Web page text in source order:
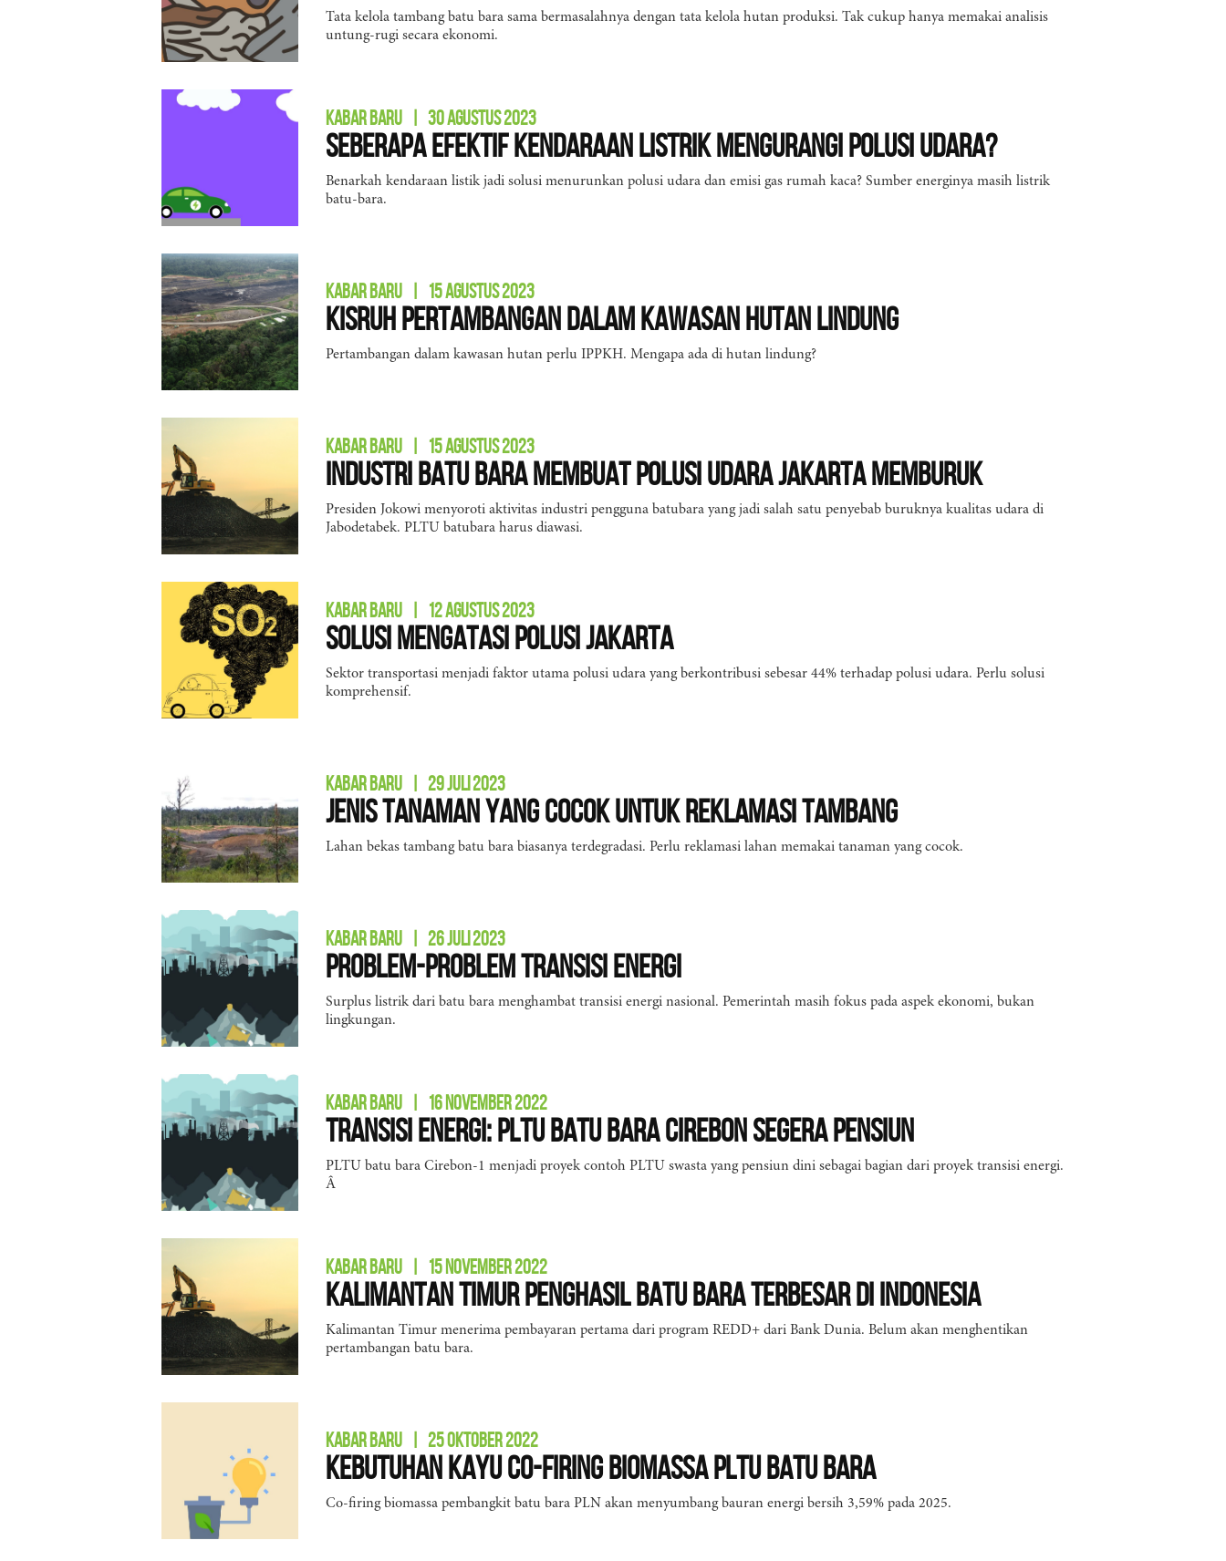
Tata kelola tambang batu bara sama bermasalahnya dengan tata kelola hutan produksi. Tak cukup hanya memakai analisis
untung-rugi secara ekonomi.
KABAR BARU 30 AGUSTUS 2023
Seberapa Efektif Kendaraan Listrik Mengurangi Polusi Udara?
Benarkah kendaraan listik jadi solusi menurunkan polusi udara dan emisi gas rumah kaca? Sumber energinya masih listrik
batu-bara.
KABAR BARU 15 AGUSTUS 2023
Kisruh Pertambangan dalam Kawasan Hutan Lindung
Pertambangan dalam kawasan hutan perlu IPPKH. Mengapa ada di hutan lindung?
KABAR BARU 15 AGUSTUS 2023
Industri Batu Bara Membuat Polusi Udara Jakarta Memburuk
Presiden Jokowi menyoroti aktivitas industri pengguna batubara yang jadi salah satu penyebab buruknya kualitas udara di
Jabodetabek. PLTU batubara harus diawasi.
KABAR BARU 12 AGUSTUS 2023
Solusi Mengatasi Polusi Jakarta
Sektor transportasi menjadi faktor utama polusi udara yang berkontribusi sebesar 44% terhadap polusi udara. Perlu solusi
komprehensif.
KABAR BARU 29 JULI 2023
Jenis Tanaman yang Cocok untuk Reklamasi Tambang
Lahan bekas tambang batu bara biasanya terdegradasi. Perlu reklamasi lahan memakai tanaman yang cocok.
KABAR BARU 26 JULI 2023
Problem-Problem Transisi Energi
Surplus listrik dari batu bara menghambat transisi energi nasional. Pemerintah masih fokus pada aspek ekonomi, bukan
lingkungan.
KABAR BARU 16 NOVEMBER 2022
Transisi Energi: PLTU Batu Bara Cirebon Segera Pensiun
PLTU batu bara Cirebon-1 menjadi proyek contoh PLTU swasta yang pensiun dini sebagai bagian dari proyek transisi energi.
Â
KABAR BARU 15 NOVEMBER 2022
Kalimantan Timur Penghasil Batu Bara Terbesar di Indonesia
Kalimantan Timur menerima pembayaran pertama dari program REDD+ dari Bank Dunia. Belum akan menghentikan
pertambangan batu bara.
KABAR BARU 25 OKTOBER 2022
Kebutuhan Kayu Co-firing Biomassa PLTU Batu Bara
Co-firing biomassa pembangkit batu bara PLN akan menyumbang bauran energi bersih 3,59% pada 2025.